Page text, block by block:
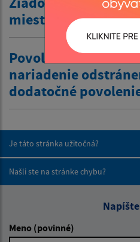
miestnej
Povolenie na
nariadenie
dodatočné
Je táto stránka užitočná?
Našli ste na stránke chybu?
Meno (povinné)